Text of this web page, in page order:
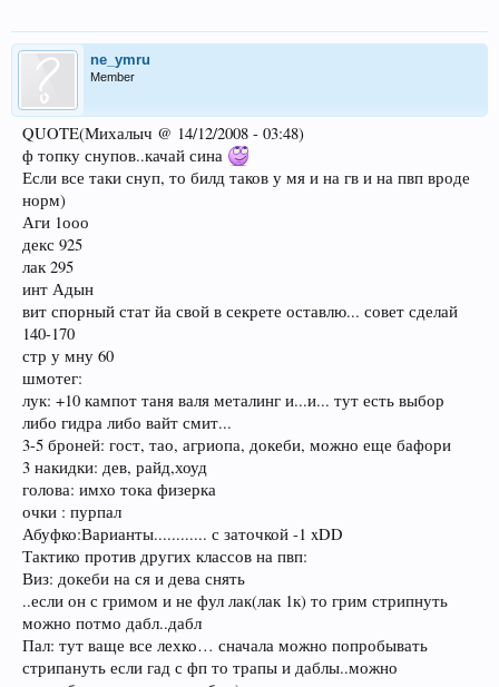
ne_ymru
Member
QUOTE(Михалыч @ 14/12/2008 - 03:48)
ф топку снупов..качай сина
Если все таки снуп, то билд таков у мя и на гв и на пвп вроде
норм)
Аги 1ооо
декс 925
лак 295
инт Адын
вит спорный стат йа свой в секрете оставлю... совет сделай
140-170
стр у мну 60
шмотег:
лук: +10 кампот таня валя металинг и...и... тут есть выбор
либо гидра либо вайт смит...
3-5 броней: гост, тао, агриопа, докеби, можно еще бафори
3 накидки: дев, райд,хоуд
голова: имхо тока физерка
очки : пурпал
Абуфко:Варианты............ с заточкой -1 xDD
Тактико против других классов на пвп:
Виз: докеби на ся и дева снять
..если он с гримом и не фул лак(лак 1к) то грим стрипнуть
можно потмо дабл..дабл
Пал: тут ваще все лехко… сначала можно попробывать
стрипануть если гад с фп то трапы и даблы..можно